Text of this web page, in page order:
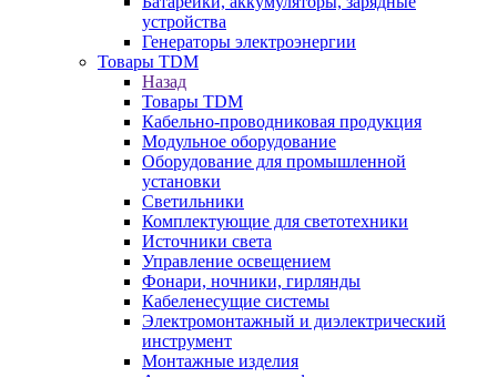
устройства
Генераторы электроэнергии
Товары TDM
Назад
Товары TDM
Кабельно-проводниковая продукция
Модульное оборудование
Оборудование для промышленной
установки
Светильники
Комплектующие для светотехники
Источники света
Управление освещением
Фонари, ночники, гирлянды
Кабеленесущие системы
Электромонтажный и диэлектрический
инструмент
Монтажные изделия